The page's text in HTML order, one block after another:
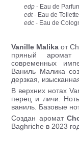
edp - Eau de
edt- Eau de
edc - Eau de
Vanille Malika от
пряный
современных
Ваниль Малика
дерзкая,
В верхних нотах
перец и личи.
ваниль. Базовые
Создан аромат
Baghriche в 2023